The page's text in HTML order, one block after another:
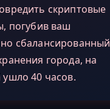
скриптовые
погубив ваш
сбалансированный
города, на
40 часов.